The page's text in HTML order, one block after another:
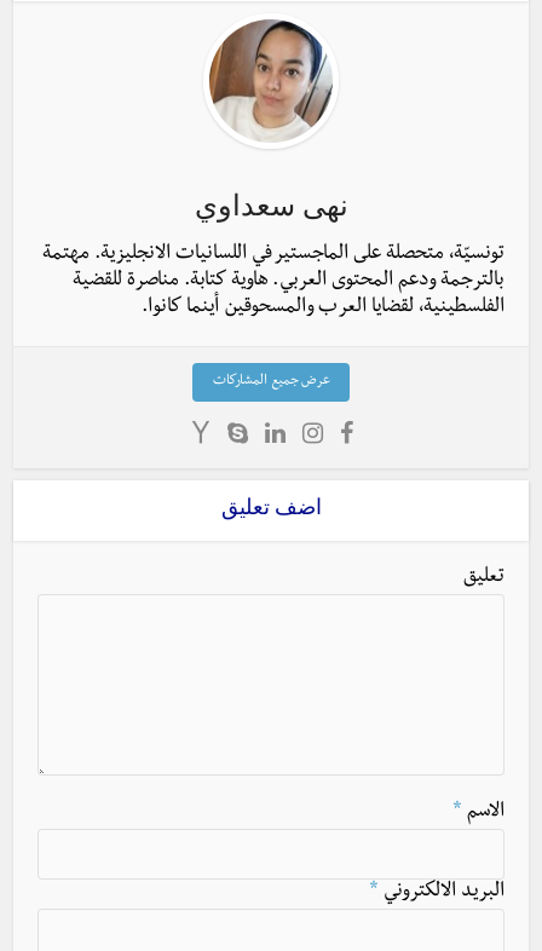
نهى سعداوي
تونسيّة، متحصلة على الماجستير في اللسانيات الانجليزية. مهتمة
بالترجمة ودعم المحتوى العربي. هاوية كتابة. مناصرة للقضية
الفلسطينية، لقضايا العرب والمسحوقين أينما كانوا.
عرض جميع المشاركات
اضف تعليق
تعليق
الاسم *
البريد الالكتروني *